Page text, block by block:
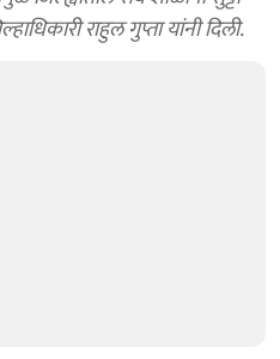
राहुल गुप्ता यांनी दिली.